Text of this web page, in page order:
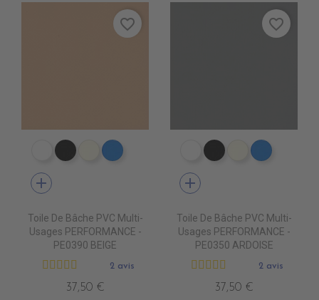
PE0400 BLANC
PE0440 NOIR
PE0490 IVOIRE
PE0410 BLEU ROYAL
add
Toile De Bâche PVC Multi-
Usages PERFORMANCE -
PE0390 BEIGE
2 avis
37,50 €
favorite_border
PE0400 BLANC
PE0440 NOIR
PE0490PE0410
add
Toile De Bâche PVC Multi-
Usages PERFORMANCE -
PE0350 ARDOISE
2 avis
37,50 €
favorite_border